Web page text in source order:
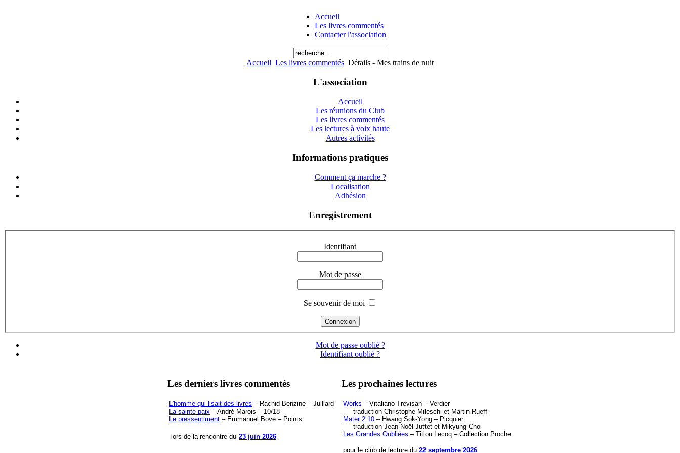
Accueil
Les livres commentés
Contacter l'association
Accueil Les livres commentés Détails - Mes trains de nuit
L'association
Accueil
Les réunions du Club
Les livres commentés
Les lectures à voix haute
Autres activités
Informations pratiques
Comment ça marche ?
Localisation
Adhésion
Enregistrement
Identifiant
Mot de passe
Se souvenir de moi
Mot de passe oublié ?
Identifiant oublié ?
Les derniers livres commentés
L'homme qui lisait des livres – Rachid Benzine – Julliard
La sainte paix – André Marois – 10/18
Le pressentiment – Emmanuel Bove – Points
lors de la rencontre du 23 juin 2026
Les prochaines lectures
Works – Vitaliano Trevisan – Verdier
traduction Christophe Mileschi et Martin Rueff
Mater 2.10 – Hwang Sok-Yong – Picquier
traduction Jean-Noël Juttet et Mikyung Choi
Les Grandes Oubliées – Titiou Lecoq – Collection Proche
pour le club de lecture du 22 septembre 2026